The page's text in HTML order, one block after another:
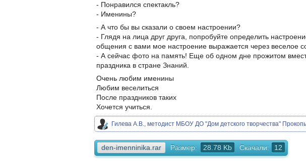
- Понравился спектакль?
- Именины?
- А что бы вы сказали о своем настроении?
- Глядя на лица друг друга, попробуйте определить
общения с вами мое настроение выражается через веселое
- А сейчас фото на память! Еще об одном дне прожитом
праздника в стране Знаний.
Очень любим именины
Любим веселиться
После праздников таких
Хочется учиться.
Гилева А.В., методист МБОУ ДО "Дом детского творчества"
den-imenninika.rar Размер: 28.78 Kb Скачали: 12